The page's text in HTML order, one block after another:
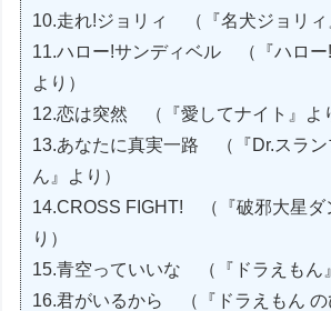
10.走れ!ジョリィ （『名犬ジョリィ
11.ハロー!サンディベル （『ハロー!
より）
12.恋は突然 （『愛してナイト』よ
13.あなたに真実一路 （『Dr.スラン
ん』より）
14.CROSS FIGHT! （『破邪大星ダ
り）
15.青空っていいな （『ドラえもん
16.君がいるから （『ドラえもん の